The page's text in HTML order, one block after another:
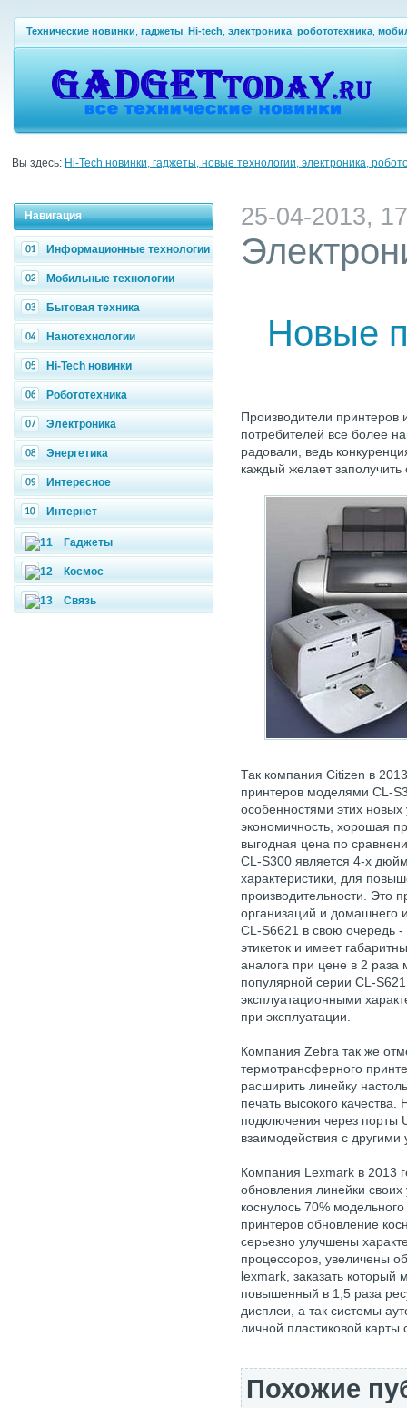
Технические новинки гаджеты Hi-tech электроника робототехника
Вы здесь: Hi-Tech новинки, гаджеты, новые технологии, электроника,
Навигация
Информационные технологии
Мобильные технологии
Бытовая техника
Нанотехнологии
Hi-Tech новинки
Робототехника
Электроника
Энергетика
Интересное
Интернет
Гаджеты
Космос
Связь
25-04-2013,
Новые
Производители принтеров
потребителей все более
радовали, ведь
каждый желает
Так компания Citizen в
принтеров моделями CL-
особенностями этих новых
экономичность, хорошая
выгодная цена по
CL-S300 является 4-х
характеристики, для
производительности. Это
организаций и домашнего
CL-S6621 в свою очередь
этикеток и имеет
аналога при цене в 2
популярной серии CL-
эксплуатационными
при эксплуатации.
Компания Zebra так же
термотрансферного
расширить линейку
печать высокого
подключения через порты
взаимодействия с другими
Компания Lexmark в 2013
обновления линейки
коснулось 70%
принтеров обновление
серьезно улучшены
процессоров, увеличены
lexmark, заказать который
повышенный в 1,5 раза
дисплеи, а так системы
личной пластиковой карты
Похожие